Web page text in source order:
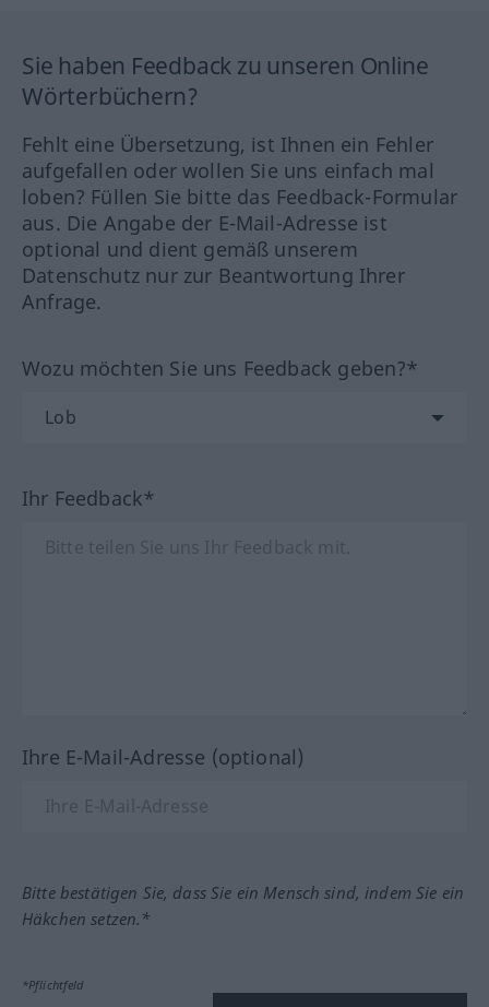
Sie haben Feedback zu unseren Online
Wörterbüchern?
Fehlt eine Übersetzung, ist Ihnen ein Fehler
aufgefallen oder wollen Sie uns einfach mal
loben? Füllen Sie bitte das Feedback-Formular
aus. Die Angabe der E-Mail-Adresse ist
optional und dient gemäß unserem
Datenschutz nur zur Beantwortung Ihrer
Anfrage.
Wozu möchten Sie uns Feedback geben?*
Ihr Feedback*
Ihre E-Mail-Adresse (optional)
Bitte bestätigen Sie, dass Sie ein Mensch sind, indem Sie ein
Häkchen setzen.*
*Pflichtfeld